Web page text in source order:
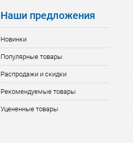
Наши предложения
Новинки
Популярные товары
Распродажи и скидки
Рекомендуемые товары
Уцененные товары